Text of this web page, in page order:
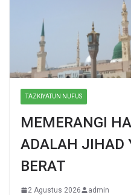
TAZKIYATUN NUFUS
MEMERANGI
ADALAH JIHAD
BERAT
2 Agustus 2026 admin